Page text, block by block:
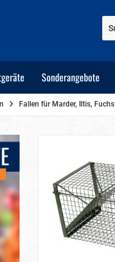
Sonderangebote
Fallen für Marder, Iltis, Fuchs